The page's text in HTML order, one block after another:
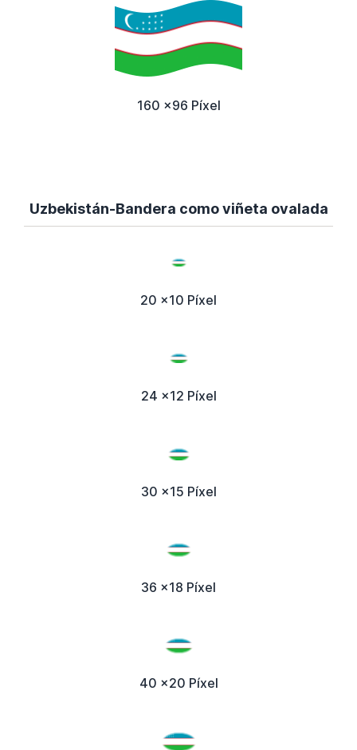
160 x96 Píxel
Uzbekistán-Bandera como viñeta ovalada
20 x10 Píxel
24 x12 Píxel
30 x15 Píxel
36 x18 Píxel
40 x20 Píxel